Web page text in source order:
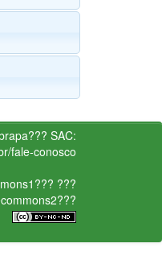
SAC:
fale-conosco
???